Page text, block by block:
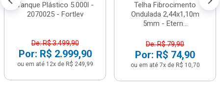
Tanque Plástico 5.000l -
2070025 - Fortlev
De: R$ 3.499,90
Por: R$ 2.999,90
ou em até 12x de R$ 249,99
Telha Fibrocimento
Ondulada 2,44x1,10m
5mm - Etern...
De: R$ 79,90
Por: R$ 74,90
ou em até 7x de R$ 10,70